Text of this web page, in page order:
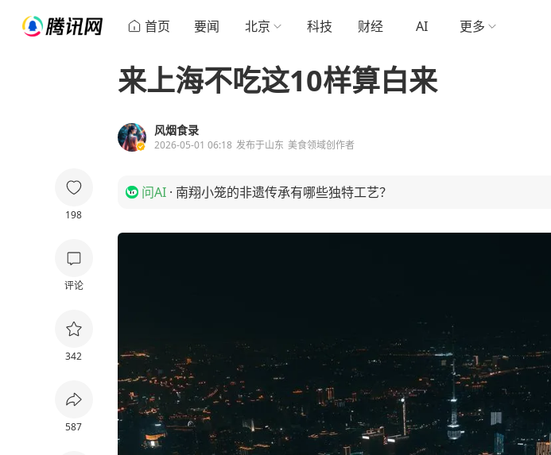
首页 要闻 北京 科技 财经 AI 更多
198
评论
342
587
来上海不吃这10样算白来
风烟食录
2026-05-01 06:18 发布于山东 美食领域创作者
问AI · 南翔小笼的非遗传承有哪些独特工艺？